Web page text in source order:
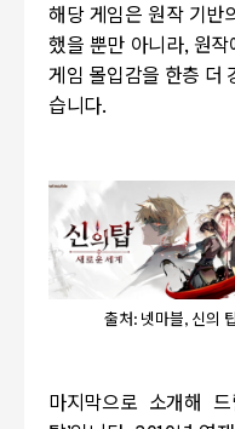
해당 게임은 원작 기반
했을 뿐만 아니라, 원작
게임 몰입감을 한층 더
습니다.
출처: 넷마블, 신의
마지막으로 소개해